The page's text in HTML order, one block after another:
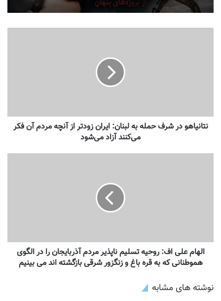
نتانیاهو در شرف حمله به لبنان: ایران زودتر از آنچه مردم آن فکر
می‌کنند آزاد می‌شود
الهام علی اف: روحیه تسلیم ناپذیر مردم آذربایجان را در الگوی
هموطنانی که به قره باغ و زنگزور شرقی بازگشته اند می بینیم
نوشته های مشابه